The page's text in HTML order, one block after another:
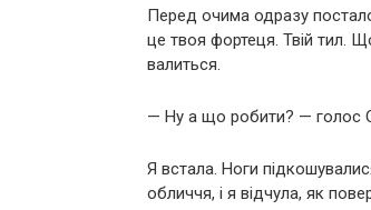
Перед очима одразу
це твоя фортеця. Твій тил.
валиться.
— Ну а що робити? — голос
Я встала. Ноги
обличчя, і я відчула, як